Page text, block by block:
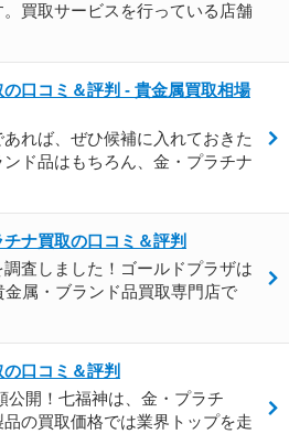
買取サービスを行っている店舗
口コミ＆評判 - 貴金属買取相場
れば、ぜひ候補に入れておきた
ド品はもちろん、金・プラチナ
ナ買取の口コミ＆評判
査しました！ゴールドプラザは
属・ブランド品買取専門店で
口コミ＆評判
公開！七福神は、金・プラチ
の買取価格では業界トップを走